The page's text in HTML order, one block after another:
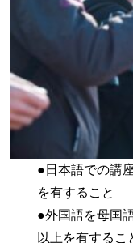
●日本語での講
を有すること
●外国語を母国
以上を有するこ